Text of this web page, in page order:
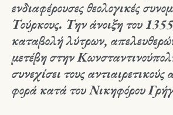
ενδιαφέρουσες θεολογικές
Τούρκους. Την άνοιξη του
καταβολή λύτρων,
μετέβη στην
συνεχίσει τους
φορά κατά του Νικηφόρου